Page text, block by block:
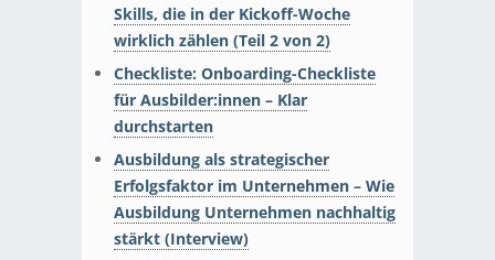
Skills, die in der Kickoff-Woche
wirklich zählen (Teil 2 von 2)
Checkliste: Onboarding-Checkliste
für Ausbilder:innen – Klar
durchstarten
Ausbildung als strategischer
Erfolgsfaktor im Unternehmen – Wie
Ausbildung Unternehmen nachhaltig
stärkt (Interview)